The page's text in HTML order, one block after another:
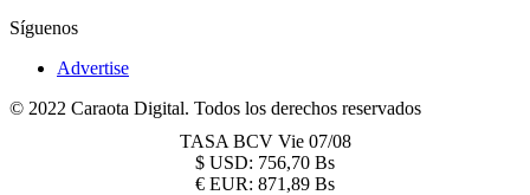
Síguenos
Advertise
© 2022 Caraota Digital. Todos los derechos reservados
TASA BCV Vie 07/08
$ USD: 756,70 Bs
€ EUR: 871,89 Bs